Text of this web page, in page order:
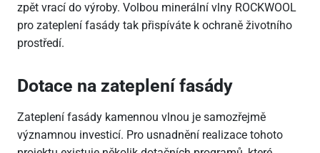
zpět vrací do výroby. Volbou minerální vlny ROCKWOOL
pro zateplení fasády tak přispíváte k ochraně životního
prostředí.
Dotace na zateplení fasády
Zateplení fasády kamennou vlnou je samozřejmě
významnou investicí. Pro usnadnění realizace tohoto